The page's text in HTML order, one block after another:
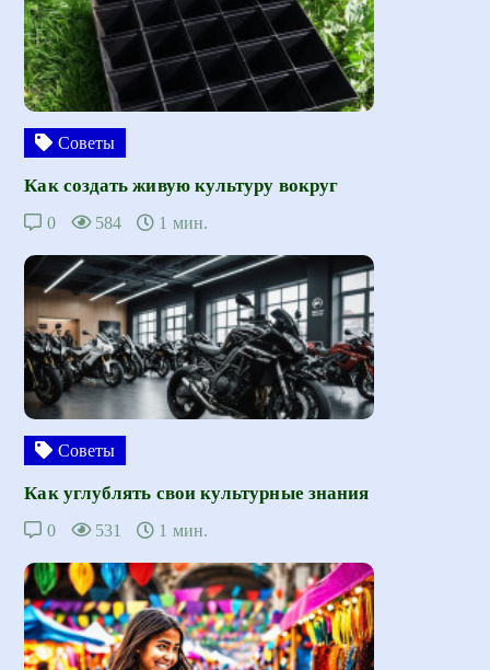
Советы
Как создать живую культуру вокруг
0 584 1 мин.
Советы
Как углублять свои культурные знания
0 531 1 мин.